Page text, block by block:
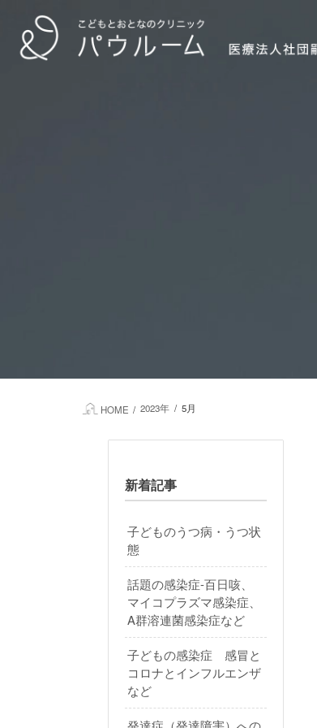
HOME 2023年 5月
新着記事
子どものうつ病・うつ状
態
話題の感染症-百日咳、
マイコプラズマ感染症、
A群溶連菌感染症など
子どもの感染症 感冒と
コロナとインフルエンザ
など